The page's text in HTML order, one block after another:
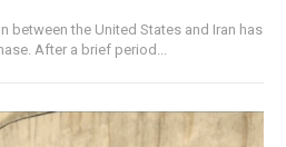
between the United States and Iran has
After a brief period...